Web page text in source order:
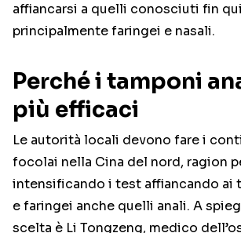
affiancarsi a quelli conosciuti fin
principalmente faringei e nasali.
Perché i tamponi
più efficaci
Le autorità locali devono fare i
focolai nella Cina del nord, ragion
intensificando i test affiancando ai
e faringei anche quelli anali. A
scelta è Li Tongzeng, medico